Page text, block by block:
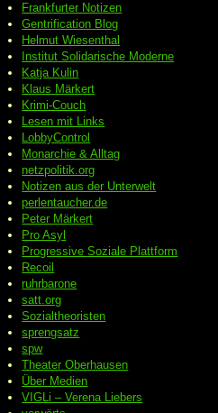
Frankfurter Notizen
Gentrification Blog
Helmut Wiesenthal
Institut Solidarische Moderne
Katja Kulin
Klaus Märkert
Krimi-Couch
Lesen mit Links
LobbyControl
Monarchie & Alltag
netzpolitik.org
Notizen aus der Unterwelt
perlentaucher.de
Peter Märkert
Pro Asyl
ProgressiveSoziale Plattform
Recoil
ruhrbarone
satt.org
Sozialtheoristen
sprengsatz
spw
Theater Oberhausen
Über Medien
VIGLi – Verena Liebers